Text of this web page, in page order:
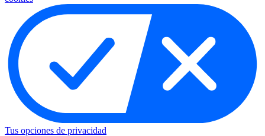
Tus opciones de privacidad